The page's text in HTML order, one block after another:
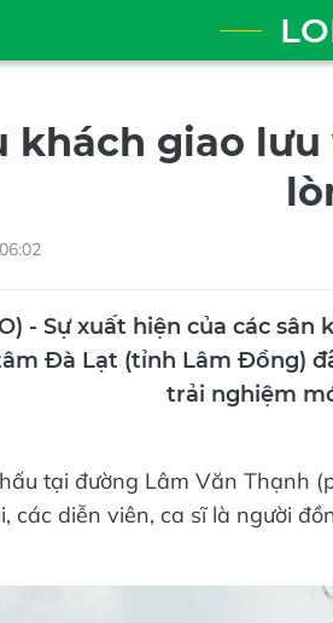
khách giao
- Sự xuất hiện của các
Đà Lạt (tỉnh Lâm Đồng)
trải nghiệm
tại đường Lâm Văn Thạnh
các diễn viên, ca sĩ là người